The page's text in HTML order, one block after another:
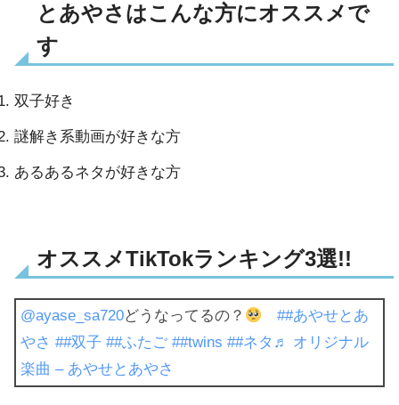
とあやさはこんな方にオススメで
す
双子好き
謎解き系動画が好きな方
あるあるネタが好きな方
オススメTikTokランキング3選!!
@ayase_sa720どうなってるの？
##あやせとあ
やさ ##双子 ##ふたご ##twins ##ネタ ♬ オリジナル
楽曲 – あやせとあやさ